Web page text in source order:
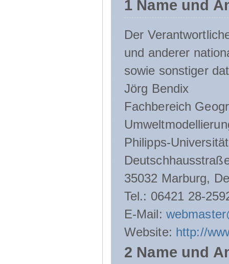
1 Name und
Der
und anderer
sowie sonstiger
Jörg Bendix
Fachbereich
Philipps-
35032 Marburg,
Tel.: 06421 28-
E-Mail:
Website: http://
2 Name und